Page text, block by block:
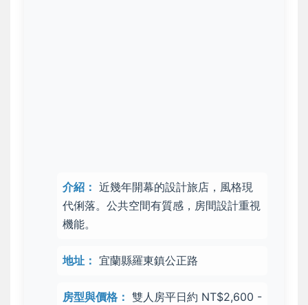
介紹： 近幾年開幕的設計旅店 ，風格現
代俐落。公共空間有質感，房間設計重視
機能。
地址： 宜蘭縣羅東鎮公正路
房型與價格： 雙人房平日約 NT$2,600 -